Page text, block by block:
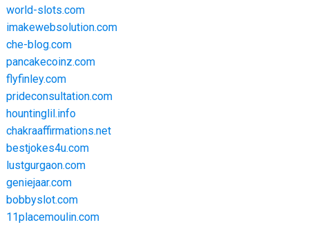
world-slots.com
imakewebsolution.com
che-blog.com
pancakecoinz.com
flyfinley.com
prideconsultation.com
hountinglil.info
chakraaffirmations.net
bestjokes4u.com
lustgurgaon.com
geniejaar.com
bobbyslot.com
11placemoulin.com